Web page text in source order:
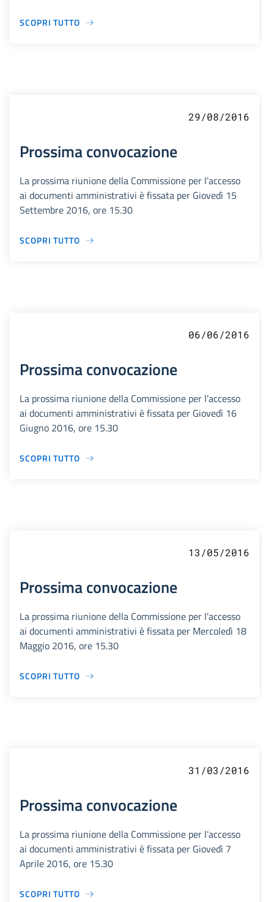
SCOPRI TUTTO
29/08/2016
Prossima convocazione
La prossima riunione della Commissione per l'accesso
ai documenti amministrativi è fissata per Giovedì 15
Settembre 2016, ore 15.30
SCOPRI TUTTO
06/06/2016
Prossima convocazione
La prossima riunione della Commissione per l'accesso
ai documenti amministrativi è fissata per Giovedì 16
Giugno 2016, ore 15.30
SCOPRI TUTTO
13/05/2016
Prossima convocazione
La prossima riunione della Commissione per l'accesso
ai documenti amministrativi è fissata per Mercoledì 18
Maggio 2016, ore 15.30
SCOPRI TUTTO
31/03/2016
Prossima convocazione
La prossima riunione della Commissione per l'accesso
ai documenti amministrativi è fissata per Giovedì 7
Aprile 2016, ore 15.30
SCOPRI TUTTO